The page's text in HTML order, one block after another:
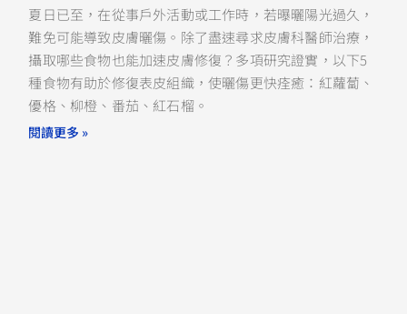
夏日已至，在從事戶外活動或工作時，若曝曬陽光過久，
難免可能導致皮膚曬傷。除了盡速尋求皮膚科醫師治療，
攝取哪些食物也能加速皮膚修復？多項研究證實，以下5
種食物有助於修復表皮組織，使曬傷更快痊癒：紅蘿蔔、
優格、柳橙、番茄、紅石榴。
閱讀更多 »